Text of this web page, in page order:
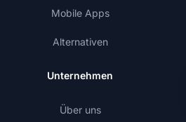
Mobile Apps
Alternativen
Unternehmen
Über uns